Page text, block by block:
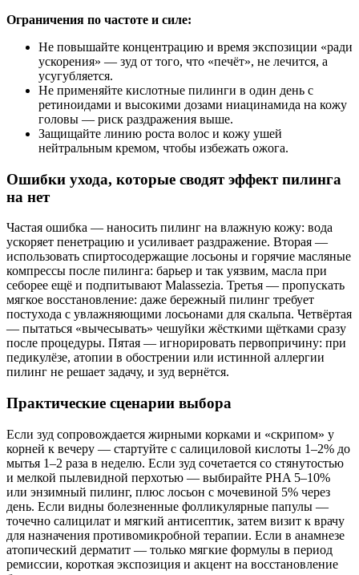
Ограничения по частоте и силе:
Не повышайте концентрацию и время экспозиции «ради
ускорения» — зуд от того, что «печёт», не лечится, а
усугубляется.
Не применяйте кислотные пилинги в один день с
ретиноидами и высокими дозами ниацинамида на кожу
головы — риск раздражения выше.
Защищайте линию роста волос и кожу ушей
нейтральным кремом, чтобы избежать ожога.
Ошибки ухода, которые сводят эффект пилинга
на нет
Частая ошибка — наносить пилинг на влажную кожу: вода
ускоряет пенетрацию и усиливает раздражение. Вторая —
использовать спиртосодержащие лосьоны и горячие масляные
компрессы после пилинга: барьер и так уязвим, масла при
себорее ещё и подпитывают Malassezia. Третья — пропускать
мягкое восстановление: даже бережный пилинг требует
постухода с увлажняющими лосьонами для скальпа. Четвёртая
— пытаться «вычесывать» чешуйки жёсткими щётками сразу
после процедуры. Пятая — игнорировать первопричину: при
педикулёзе, атопии в обострении или истинной аллергии
пилинг не решает задачу, и зуд вернётся.
Практические сценарии выбора
Если зуд сопровождается жирными корками и «скрипом» у
корней к вечеру — стартуйте с салициловой кислоты 1–2% до
мытья 1–2 раза в неделю. Если зуд сочетается со стянутостью
и мелкой пылевидной перхотью — выбирайте PHA 5–10%
или энзимный пилинг, плюс лосьон с мочевиной 5% через
день. Если видны болезненные фолликулярные папулы —
точечно салицилат и мягкий антисептик, затем визит к врачу
для назначения противомикробной терапии. Если в анамнезе
атопический дерматит — только мягкие формулы в период
ремиссии, короткая экспозиция и акцент на восстановление